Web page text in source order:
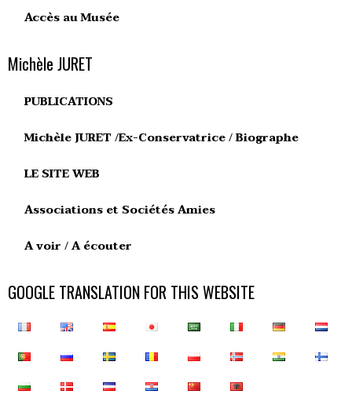
Accès au Musée
Michèle JURET
PUBLICATIONS
Michèle JURET /Ex-Conservatrice / Biographe
LE SITE WEB
Associations et Sociétés Amies
A voir / A écouter
GOOGLE TRANSLATION FOR THIS WEBSITE